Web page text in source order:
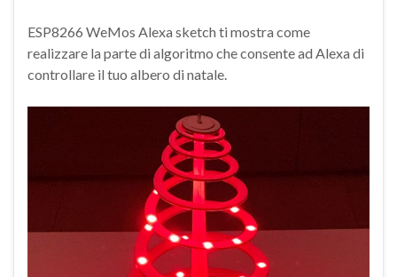
ESP8266 WeMos Alexa sketch ti mostra come
realizzare la parte di algoritmo che consente ad Alexa di
controllare il tuo albero di natale.